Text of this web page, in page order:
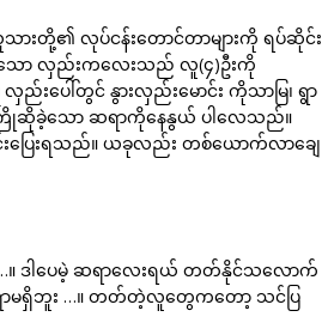
တို့၏ လုပ်ငန်းတောင်တာများကို ရပ်ဆိုင်း
သော လှည်းကလေးသည် လူ(၄)ဦးကို
ပေါ်တွင် နွားလှည်းမောင်း ကိုသာမြ၊ ရွာ
ကြိုဆိုခဲ့သော ဆရာကိုနေနွယ် ပါလေသည်။
းပြေးရသည်။ ယခုလည်း တစ်ယောက်လာချေ
။ ဒါပေမဲ့ ဆရာလေးရယ် တတ်နိုင်သလောက်
ဆရာမရှိဘူး …။ တတ်တဲ့လူတွေကတော့ သင်ပြ